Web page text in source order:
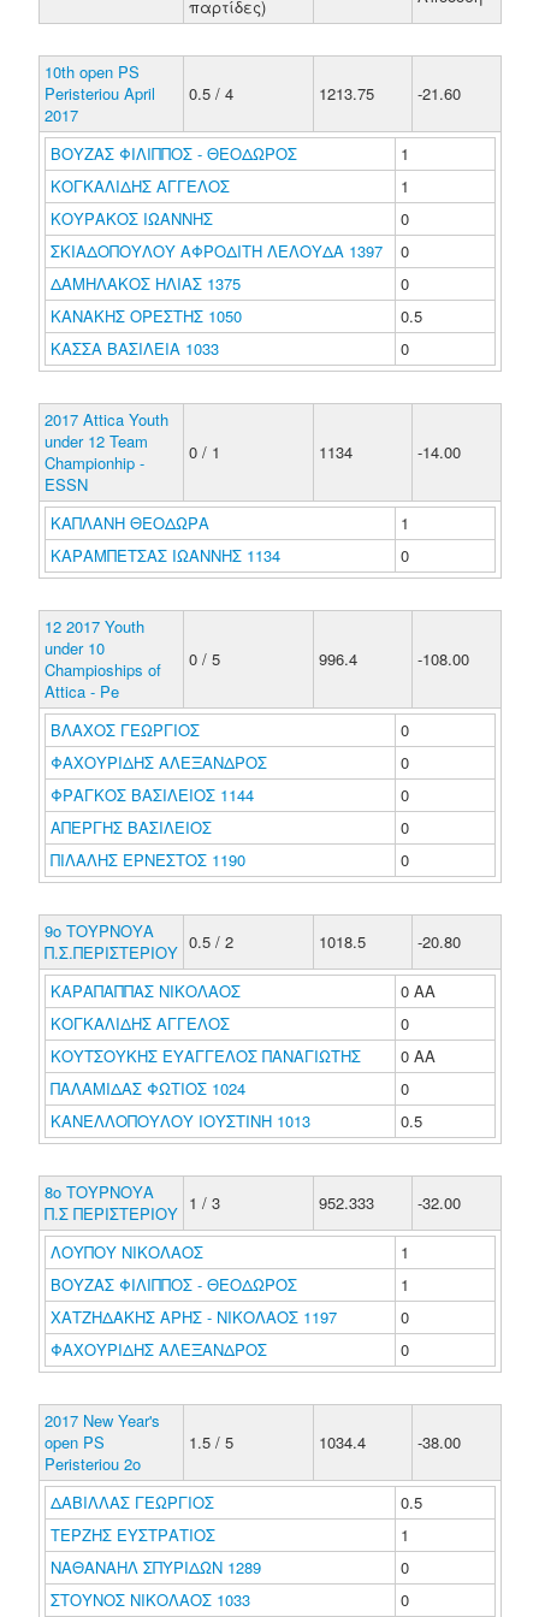
παρτίδες)
10th open PS
Peristeriou April
2017
0.5 / 4 1213.75 -21.60
ΒΟΥΖΑΣ ΦΙΛΙΠΠΟΣ - ΘΕΟΔΩΡΟΣ
1
ΚΟΓΚΑΛΙΔΗΣ ΑΓΓΕΛΟΣ
1
ΚΟΥΡΑΚΟΣ ΙΩΑΝΝΗΣ
0
ΣΚΙΑΔΟΠΟΥΛΟΥ ΑΦΡΟΔΙΤΗ ΛΕΛΟΥΔΑ 1397
0
ΔΑΜΗΛΑΚΟΣ ΗΛΙΑΣ 1375
0
ΚΑΝΑΚΗΣ ΟΡΕΣΤΗΣ 1050
0.5
ΚΑΣΣΑ ΒΑΣΙΛΕΙΑ 1033
0
2017 Attica Youth
under 12 Team
Championhip -
ESSN
0 / 1 1134 -14.00
ΚΑΠΛΑΝΗ ΘΕΟΔΩΡΑ
1
ΚΑΡΑΜΠΕΤΣΑΣ ΙΩΑΝΝΗΣ 1134
0
12 2017 Youth
under 10
Champioships of
Attica - Pe
0 / 5 996.4 -108.00
ΒΛΑΧΟΣ ΓΕΩΡΓΙΟΣ
0
ΦΑΧΟΥΡΙΔΗΣ ΑΛΕΞΑΝΔΡΟΣ
0
ΦΡΑΓΚΟΣ ΒΑΣΙΛΕΙΟΣ 1144
0
ΑΠΕΡΓΗΣ ΒΑΣΙΛΕΙΟΣ
0
ΠΙΛΑΛΗΣ ΕΡΝΕΣΤΟΣ 1190
0
9ο ΤΟΥΡΝΟΥΑ
Π.Σ.ΠΕΡΙΣΤΕΡΙΟΥ 0.5 / 2 1018.5 -20.80
ΚΑΡΑΠΑΠΠΑΣ ΝΙΚΟΛΑΟΣ
0 ΑΑ
ΚΟΓΚΑΛΙΔΗΣ ΑΓΓΕΛΟΣ
0
ΚΟΥΤΣΟΥΚΗΣ ΕΥΑΓΓΕΛΟΣ ΠΑΝΑΓΙΩΤΗΣ
0 ΑΑ
ΠΑΛΑΜΙΔΑΣ ΦΩΤΙΟΣ 1024
0
ΚΑΝΕΛΛΟΠΟΥΛΟΥ ΙΟΥΣΤΙΝΗ 1013
0.5
8ο ΤΟΥΡΝΟΥΑ
Π.Σ ΠΕΡΙΣΤΕΡΙΟΥ 1 / 3 952.333 -32.00
ΛΟΥΠΟΥ ΝΙΚΟΛΑΟΣ
1
ΒΟΥΖΑΣ ΦΙΛΙΠΠΟΣ - ΘΕΟΔΩΡΟΣ
1
ΧΑΤΖΗΔΑΚΗΣ ΑΡΗΣ - ΝΙΚΟΛΑΟΣ 1197
0
ΦΑΧΟΥΡΙΔΗΣ ΑΛΕΞΑΝΔΡΟΣ
0
2017 New Year's
open PS
Peristeriou 2o
1.5 / 5 1034.4 -38.00
ΔΑΒΙΛΛΑΣ ΓΕΩΡΓΙΟΣ
0.5
ΤΕΡΖΗΣ ΕΥΣΤΡΑΤΙΟΣ
1
ΝΑΘΑΝΑΗΛ ΣΠΥΡΙΔΩΝ 1289
0
ΣΤΟΥΝΟΣ ΝΙΚΟΛΑΟΣ 1033
0